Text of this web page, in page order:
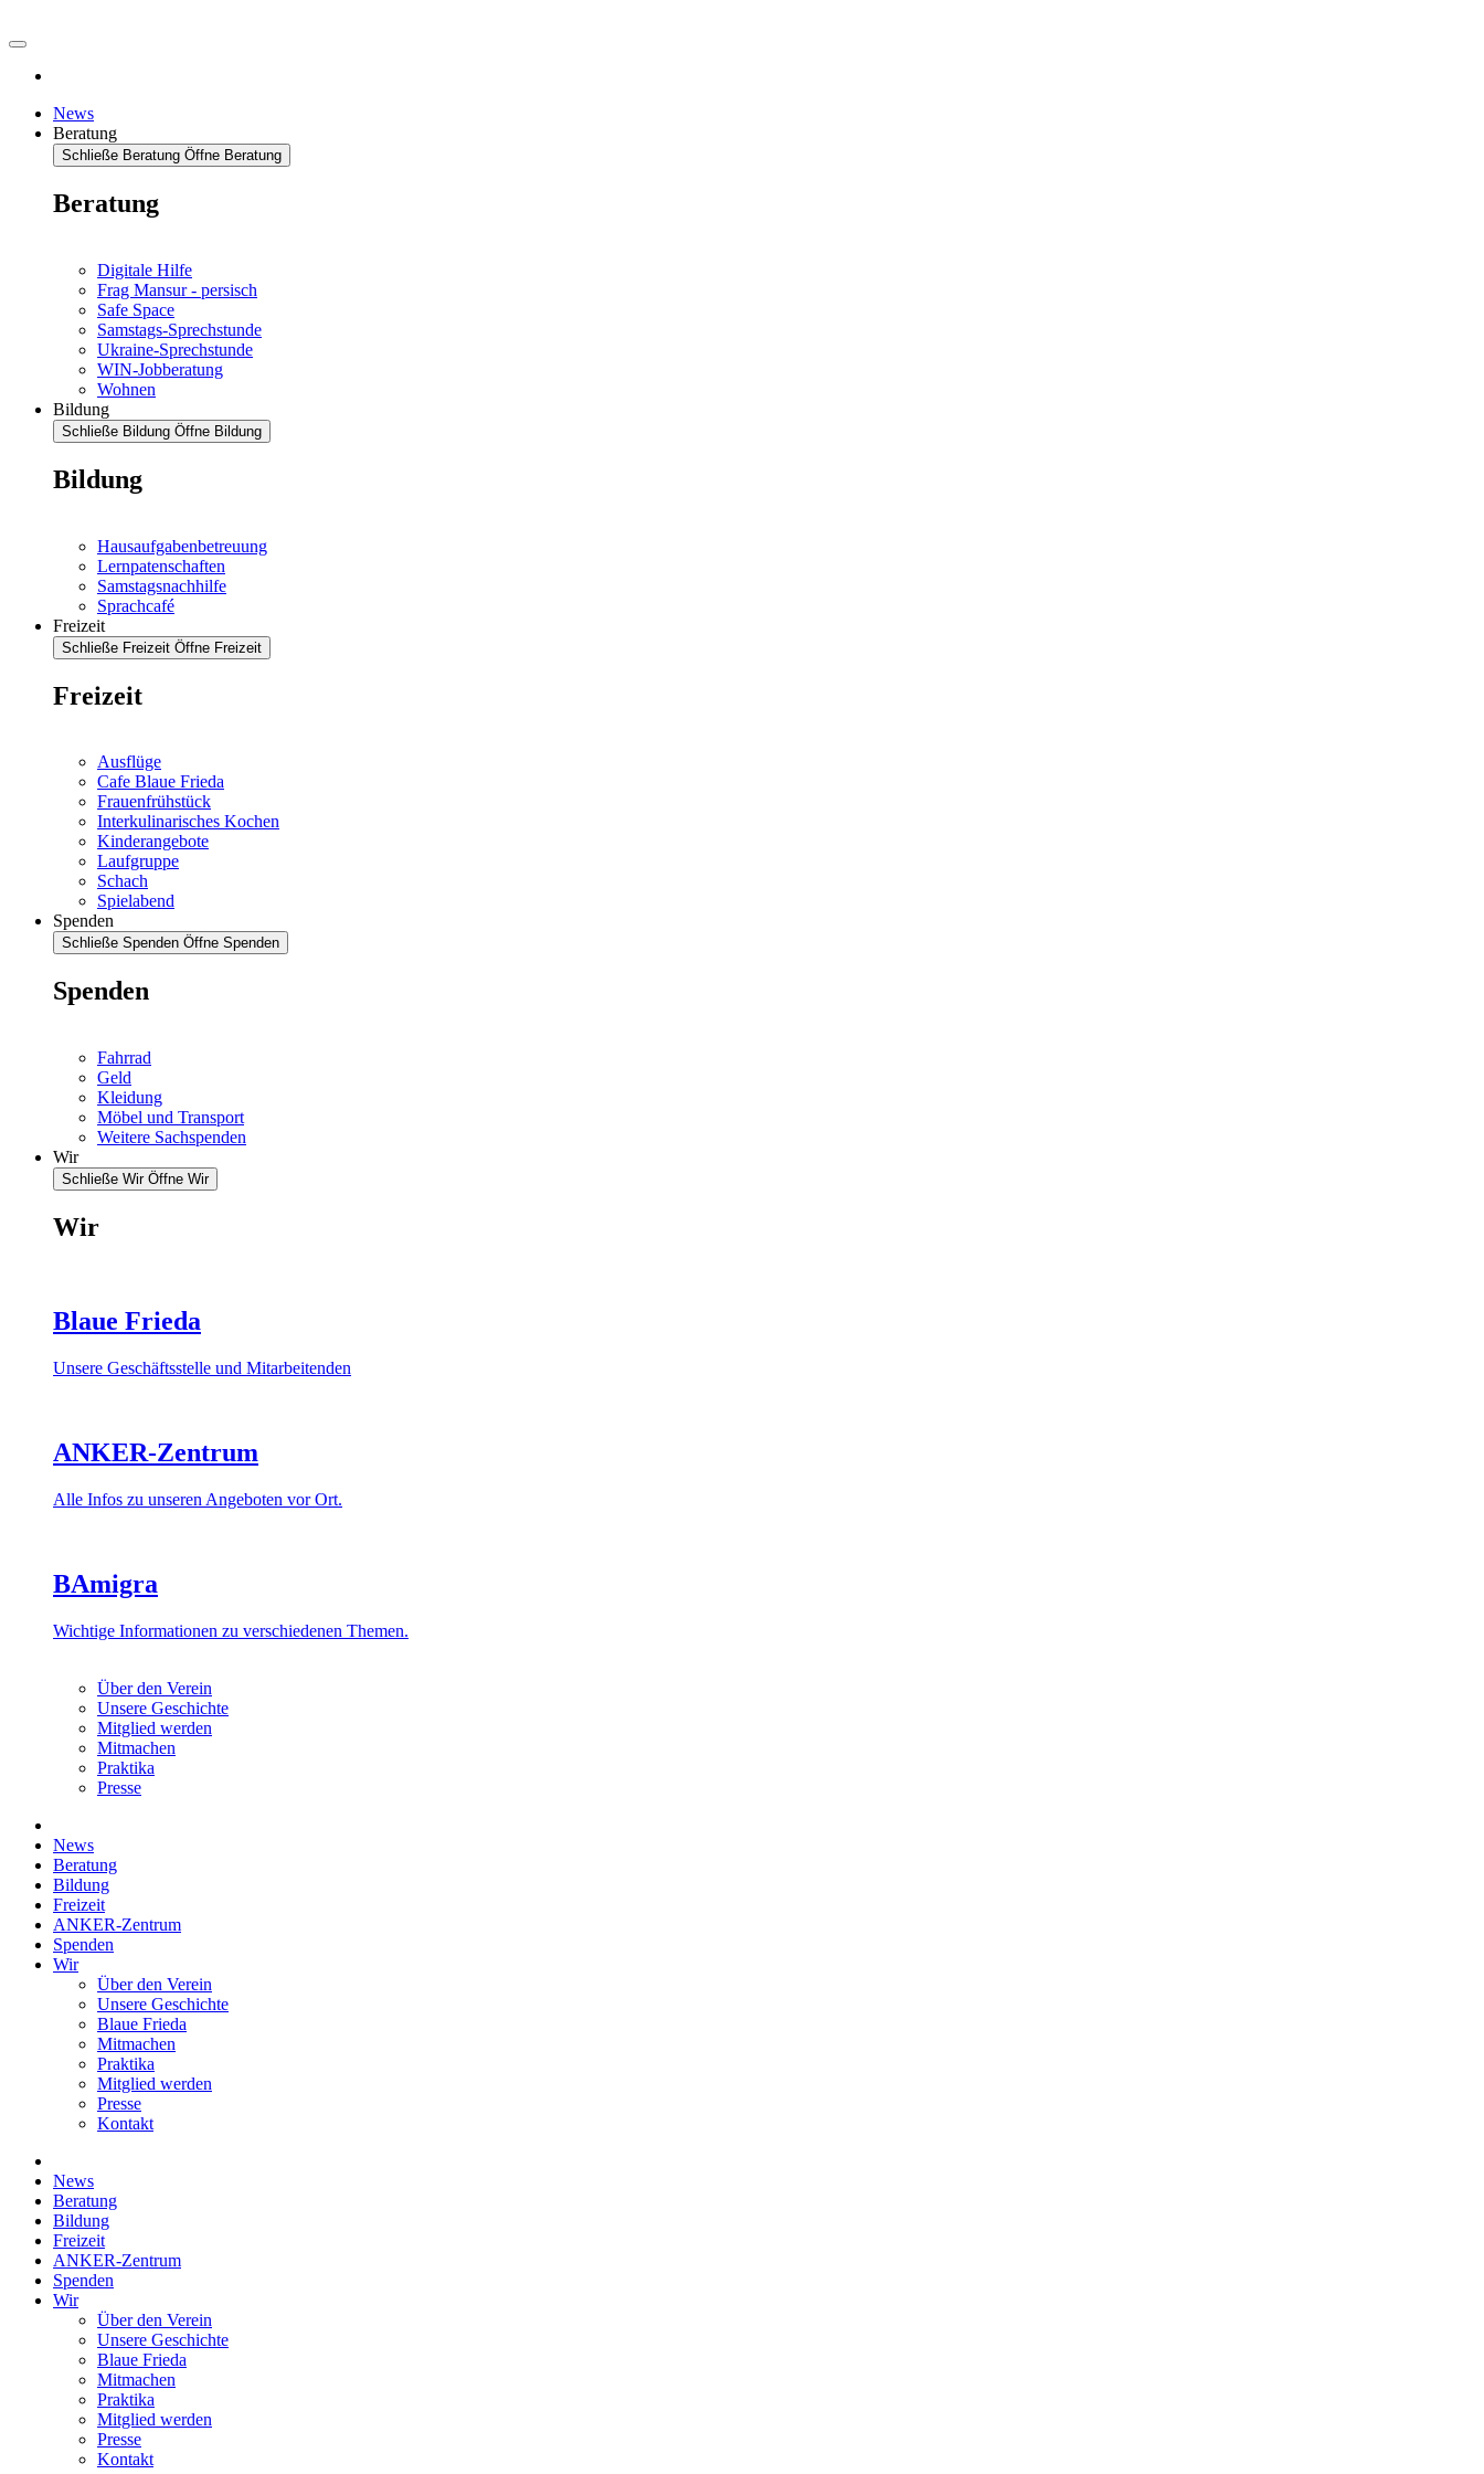
News
Beratung
Schließe Beratung Öffne Beratung
Beratung
Digitale Hilfe
Frag Mansur - persisch
Safe Space
Samstags-Sprechstunde
Ukraine-Sprechstunde
WIN-Jobberatung
Wohnen
Bildung
Schließe Bildung Öffne Bildung
Bildung
Hausaufgabenbetreuung
Lernpatenschaften
Samstagsnachhilfe
Sprachcafé
Freizeit
Schließe Freizeit Öffne Freizeit
Freizeit
Ausflüge
Cafe Blaue Frieda
Frauenfrühstück
Interkulinarisches Kochen
Kinderangebote
Laufgruppe
Schach
Spielabend
Spenden
Schließe Spenden Öffne Spenden
Spenden
Fahrrad
Geld
Kleidung
Möbel und Transport
Weitere Sachspenden
Wir
Schließe Wir Öffne Wir
Wir
Blaue Frieda
Unsere Geschäftsstelle und Mitarbeitenden
ANKER-Zentrum
Alle Infos zu unseren Angeboten vor Ort.
BAmigra
Wichtige Informationen zu verschiedenen Themen.
Über den Verein
Unsere Geschichte
Mitglied werden
Mitmachen
Praktika
Presse
News
Beratung
Bildung
Freizeit
ANKER-Zentrum
Spenden
Wir
Über den Verein
Unsere Geschichte
Blaue Frieda
Mitmachen
Praktika
Mitglied werden
Presse
Kontakt
News
Beratung
Bildung
Freizeit
ANKER-Zentrum
Spenden
Wir
Über den Verein
Unsere Geschichte
Blaue Frieda
Mitmachen
Praktika
Mitglied werden
Presse
Kontakt